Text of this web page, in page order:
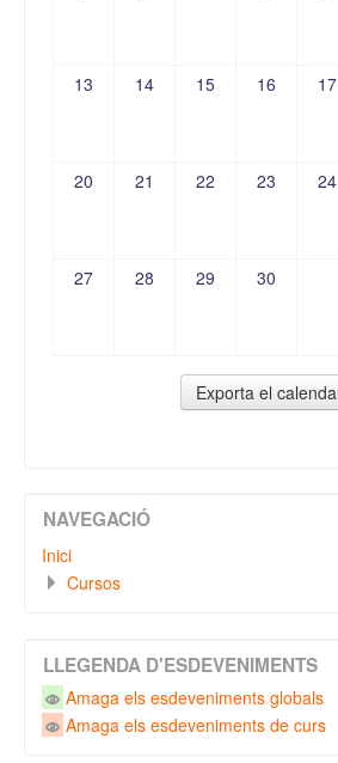
13 14 15 16 17
20 21 22 23 24
27 28 29 30
NAVEGACIÓ
Inici
Cursos
LLEGENDA D'ESDEVENIMENTS
Amaga els esdeveniments globals
Amaga els esdeveniments de curs